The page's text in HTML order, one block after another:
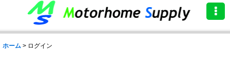
ホーム > ログイン